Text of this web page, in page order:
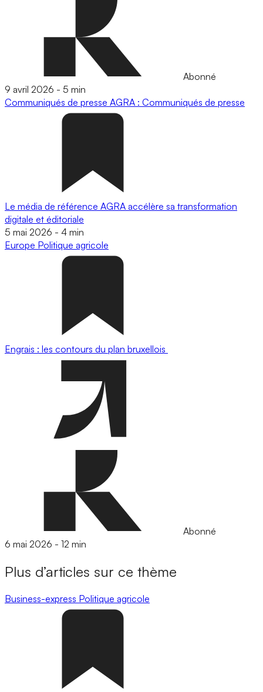
Abonné
9 avril 2026 - 5 min
Communiqués de presse AGRA : Communiqués de presse
Le média de référence AGRA accélère sa transformation
digitale et éditoriale
5 mai 2026 - 4 min
Europe Politique agricole
Engrais : les contours du plan bruxellois
Abonné
6 mai 2026 - 12 min
Plus d’articles sur ce thème
Business-express Politique agricole